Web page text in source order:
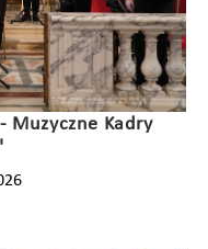
Muzyczne Kadry